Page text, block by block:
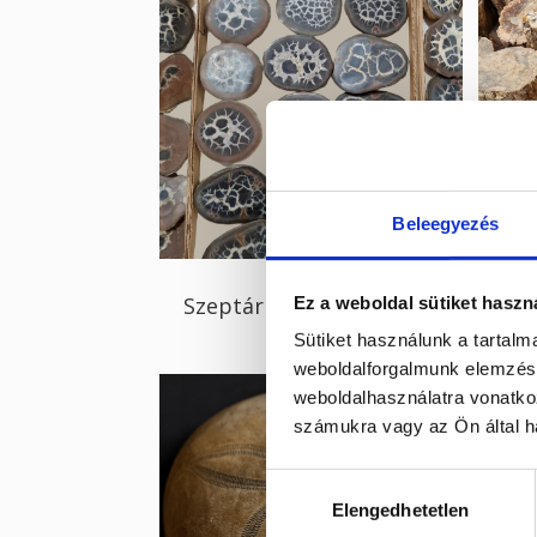
Beleegyezés
Ez a weboldal sütiket
Sütiket használunk a
weboldalforgalmunk
weboldalhasználatra
számukra vagy az Ön által
Hozzájárulás
kiválasztásaElengedhetetlen
Szeptária